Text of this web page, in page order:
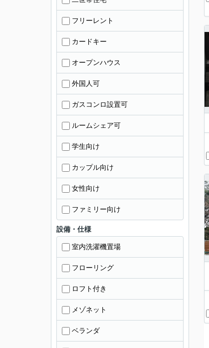
フリーレント
カードキー
オープンハウス
外国人可
ガスコンロ設置可
ルームシェア可
学生向け
カップル向け
女性向け
ファミリー向け
設備・仕様
室内洗濯機置場
フローリング
ロフト付き
メゾネット
ベランダ